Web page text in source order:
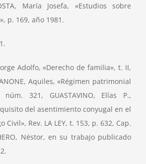
María Josefa, «Estudios sobre
p. 169, año 1981.
Adolfo, «Derecho de familia», t. II,
Aquiles, «Régimen patrimonial
321, GUASTAVINO, Elías P.,
del asentimiento conyugal en el
Civil», Rev. LA LEY, t. 153, p. 632, Cap.
Néstor, en su trabajo publicado